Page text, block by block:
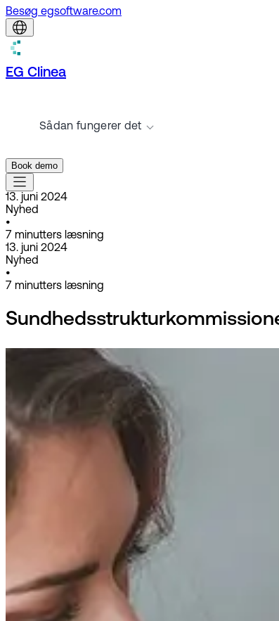
Besøg egsoftware.com
EG Clinea
Sådan fungerer det
Book demo
13. juni 2024
Nyhed
•
7 minutters læsning
13. juni 2024
Nyhed
•
7 minutters læsning